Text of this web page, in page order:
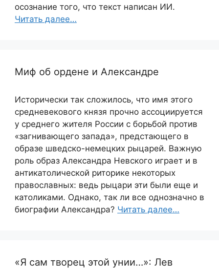
осознание того, что текст написан ИИ.
Читать далее…
Миф об ордене и Александре
Исторически так сложилось, что имя этого
средневекового князя прочно ассоциируется
у среднего жителя России с борьбой против
«загнивающего запада», предстающего в
образе шведско-немецких рыцарей. Важную
роль образ Александра Невского играет и в
антикатолической риторике некоторых
православных: ведь рыцари эти были еще и
католиками. Однако, так ли все однозначно в
биографии Александра? Читать далее…
«Я сам творец этой унии…»: Лев